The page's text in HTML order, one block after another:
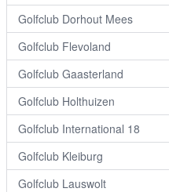
Golfclub Dorhout Mees
Golfclub Flevoland
Golfclub Gaasterland
Golfclub Holthuizen
Golfclub International 18
Golfclub Kleiburg
Golfclub Lauswolt